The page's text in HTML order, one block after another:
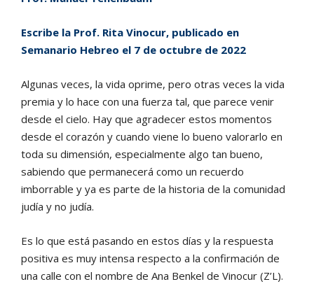
Escribe la Prof. Rita Vinocur, publicado en
Semanario Hebreo el 7 de octubre de 2022
Algunas veces, la vida oprime, pero otras veces la vida
premia y lo hace con una fuerza tal, que parece venir
desde el cielo. Hay que agradecer estos momentos
desde el corazón y cuando viene lo bueno valorarlo en
toda su dimensión, especialmente algo tan bueno,
sabiendo que permanecerá como un recuerdo
imborrable y ya es parte de la historia de la comunidad
judía y no judía.
Es lo que está pasando en estos días y la respuesta
positiva es muy intensa respecto a la confirmación de
una calle con el nombre de Ana Benkel de Vinocur (Z’L).